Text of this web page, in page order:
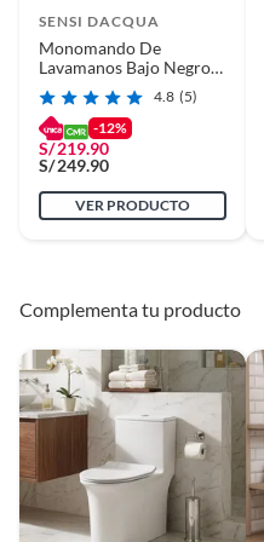
SENSI DACQUA
Monomando De
Lavamanos Bajo Negro
Tabor
4.8 (5)
-12%
S/219.90
S/249.90
VER PRODUCTO
Complementa tu producto